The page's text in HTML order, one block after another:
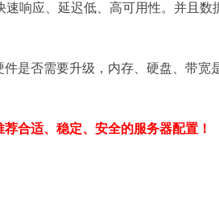
响应、延迟低、高可用性。并且数
是否需要升级，内存、硬盘、带宽
荐合适、稳定、安全的服务器配置！